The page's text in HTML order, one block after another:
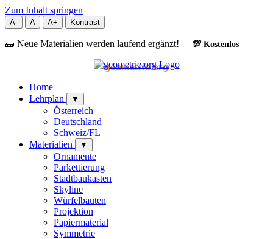
Zum Inhalt springen
A- A A+ Kontrast
🧱 Neue Materialien werden laufend ergänzt! 💯 Kostenlos
geometrie.org
Home
Lehrplan
▼
Österreich
Deutschland
Schweiz/FL
Materialien
▼
Ornamente
Parkettierung
Stadtbaukasten
Skyline
Würfelbauten
Projektion
Papiermaterial
Symmetrie